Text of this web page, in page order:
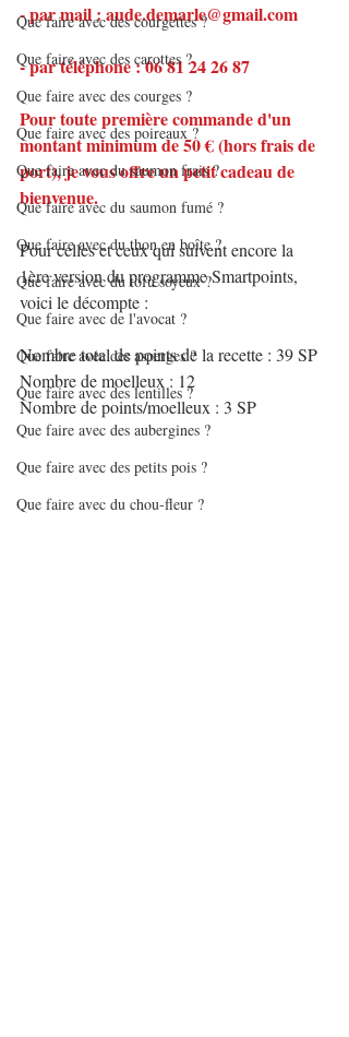
Que faire avec des courgettes ?
Que faire avec des carottes ?
Que faire avec des courges ?
Que faire avec des poireaux ?
Que faire avec du saumon frais ?
Que faire avec du saumon fumé ?
Que faire avec du thon en boîte ?
Que faire avec du tofu soyeux ?
Que faire avec de l'avocat ?
Que faire avec des asperges ?
Que faire avec des lentilles ?
Que faire avec des aubergines ?
Que faire avec des petits pois ?
Que faire avec du chou-fleur ?
- par mail : aude.demarle@gmail.com
- par téléphone : 06 81 24 26 87
Pour toute première commande d'un
montant minimum de 50 € (hors frais de
port), je vous offre un petit cadeau de
bienvenue.
Pour celles et ceux qui suivent encore la
1ère version du programme Smartpoints,
voici le décompte :
Nombre total de points de la recette : 39 SP
Nombre de moelleux : 12
Nombre de points/moelleux : 3 SP